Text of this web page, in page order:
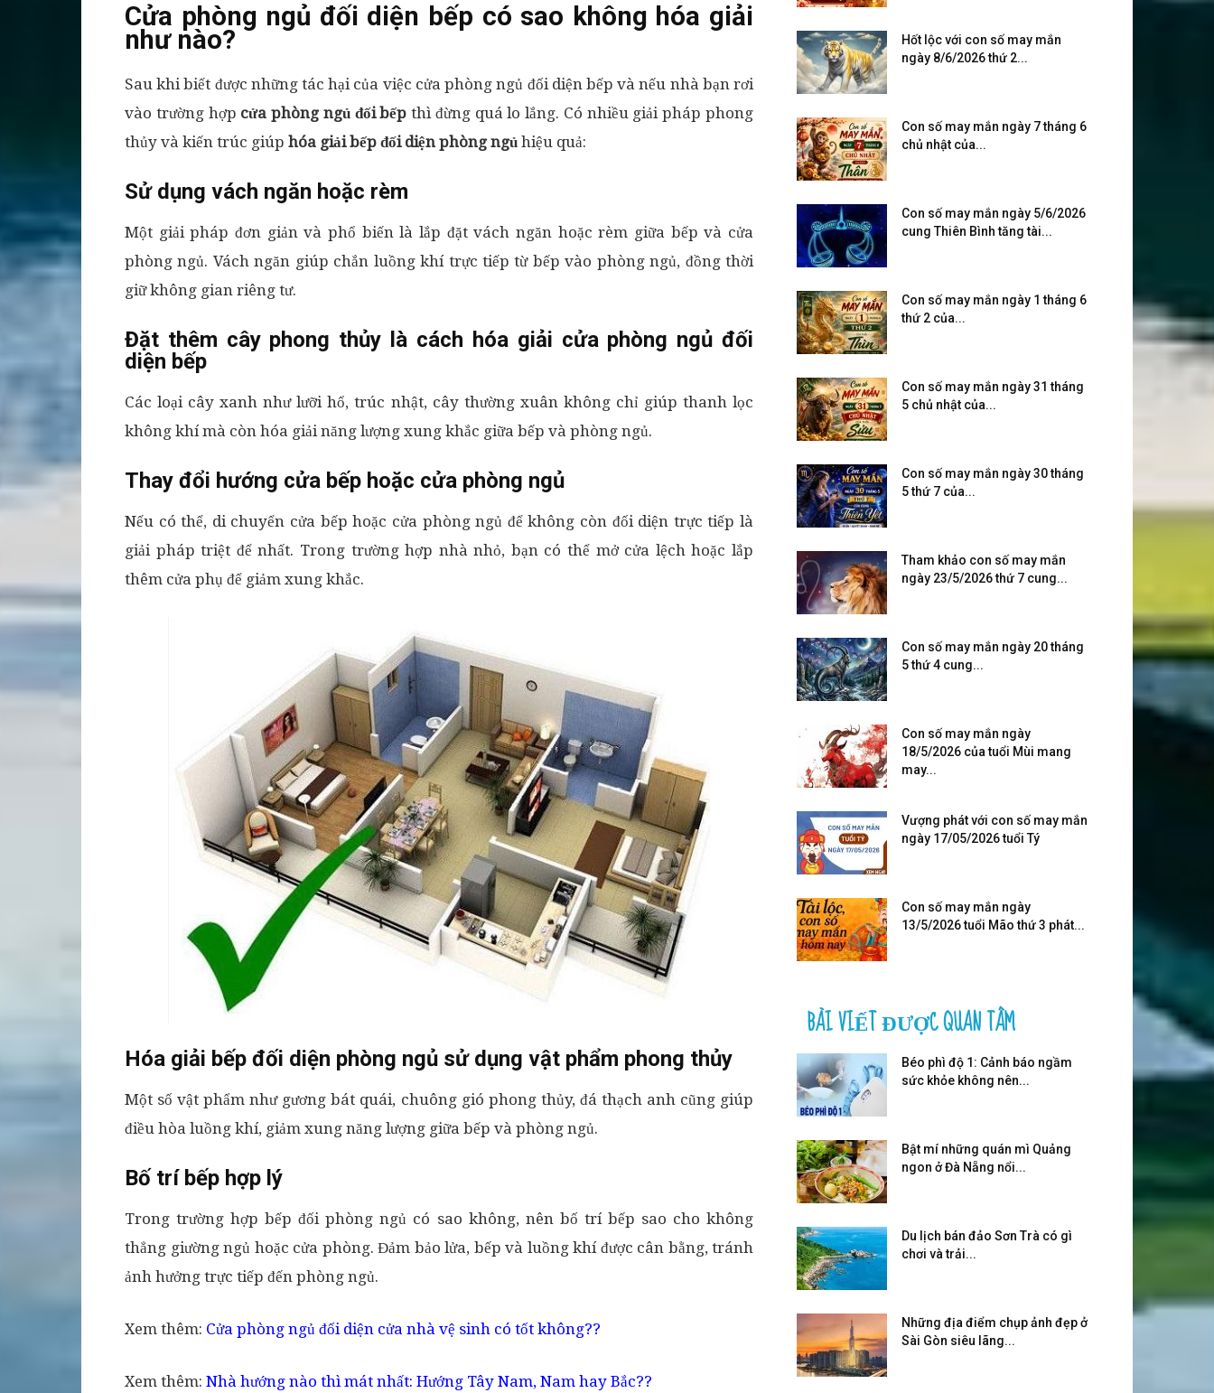
Cửa phòng ngủ đối diện bếp có sao không hóa giải
như nào?
Sau khi biết được những tác hại của việc cửa phòng ngủ đối diện bếp và nếu nhà bạn rơi
vào trường hợp cửa phòng ngủ đối bếpthì đừng quá lo lắng. Có nhiều giải pháp phong
thủy và kiến trúc giúp hóa giải bếp đối diện phòng ngủ hiệu quả:
Sử dụng vách ngăn hoặc rèm
Một giải pháp đơn giản và phổ biến là lắp đặt vách ngăn hoặc rèm giữa bếp và cửa
phòng ngủ. Vách ngăn giúp chắn luồng khí trực tiếp từ bếp vào phòng ngủ, đồng thời
giữ không gian riêng tư.
Đặt thêm cây phong thủy là cách hóa giải cửa phòng ngủ đối
diện bếp
Các loại cây xanh như lưỡi hổ, trúc nhật, cây thường xuân không chỉ giúp thanh lọc
không khí mà còn hóa giải năng lượng xung khắc giữa bếp và phòng ngủ.
Thay đổi hướng cửa bếp hoặc cửa phòng ngủ
Nếu có thể, di chuyển cửa bếp hoặc cửa phòng ngủ để không còn đối diện trực tiếp là
giải pháp triệt để nhất. Trong trường hợp nhà nhỏ, bạn có thể mở cửa lệch hoặc lắp
thêm cửa phụ để giảm xung khắc.
Hóa giải bếp đối diện phòng ngủ sử dụng vật phẩm phong thủy
Một số vật phẩm như gương bát quái, chuông gió phong thủy, đá thạch anh cũng giúp
điều hòa luồng khí, giảm xung năng lượng giữa bếp và phòng ngủ.
Bố trí bếp hợp lý
Trong trường hợp bếp đối phòng ngủ có sao không, nên bố trí bếp sao cho không
thẳng giường ngủ hoặc cửa phòng. Đảm bảo lửa, bếp và luồng khí được cân bằng, tránh
ảnh hưởng trực tiếp đến phòng ngủ.
Xem thêm: Cửa phòng ngủ đối diện cửa nhà vệ sinh có tốt không??
Xem thêm: Nhà hướng nào thì mát nhất: Hướng Tây Nam, Nam hay Bắc??
Hốt lộc với con số may mắn
ngày 8/6/2026 thứ 2...
Con số may mắn ngày 7 tháng 6
chủ nhật của...
Con số may mắn ngày 5/6/2026
cung Thiên Bình tăng tài...
Con số may mắn ngày 1 tháng 6
thứ 2 của...
Con số may mắn ngày 31 tháng
5 chủ nhật của...
Con số may mắn ngày 30 tháng
5 thứ 7 của...
Tham khảo con số may mắn
ngày 23/5/2026 thứ 7 cung...
Con số may mắn ngày 20 tháng
5 thứ 4 cung...
Con số may mắn ngày
18/5/2026 của tuổi Mùi mang
may...
Vượng phát với con số may mắn
ngày 17/05/2026 tuổi Tý
Con số may mắn ngày
13/5/2026 tuổi Mão thứ 3 phát...
BÀI VIẾT ĐƯỢC QUAN TÂM
Béo phì độ 1: Cảnh báo ngầm
sức khỏe không nên...
Bật mí những quán mì Quảng
ngon ở Đà Nẵng nổi...
Du lịch bán đảo Sơn Trà có gì
chơi và trải...
Những địa điểm chụp ảnh đẹp ở
Sài Gòn siêu lãng...